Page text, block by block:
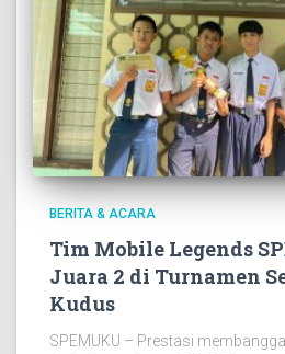
BERITA & ACARA
Tim Mobile Legends
Juara 2 di Turnamen
Kudus
SPEMUKU – Prestasi